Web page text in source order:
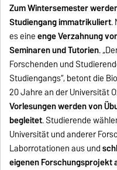
Zum Wintersemester
Studiengang immatrikuliert.
es eineenge Verzahnung
Seminaren und Tutorien.
Forschenden und
Studiengangs“, betont die
20 Jahre an der Universität
Vorlesungen werden von
begleitet. Studierende
Universität und anderer
Laborrotationen aus und
eigenen Forschungsprojekt